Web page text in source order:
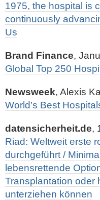
1975, the hospital is
continuously
Us
Brand Finance,
Global Top 250
Newsweek, Alexis
World’s Best
datensicherheit.de,
Riad: Weltweit erste
durchgeführt /
lebensrettende
Transplantation oder
unterziehen können